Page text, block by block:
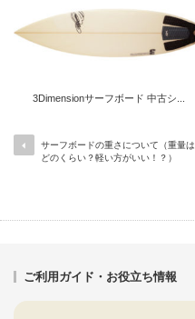
3Dimensionサーフボード 中古シ...
サーフボードの重さについて（重量は
どのくらい？軽い方がいい！？）
ご利用ガイド・お役立ち情報